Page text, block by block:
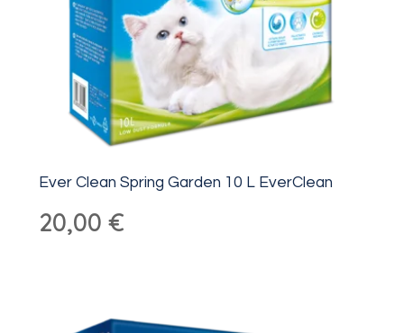
Ever Clean Spring Garden 10 L EverClean
20,00€